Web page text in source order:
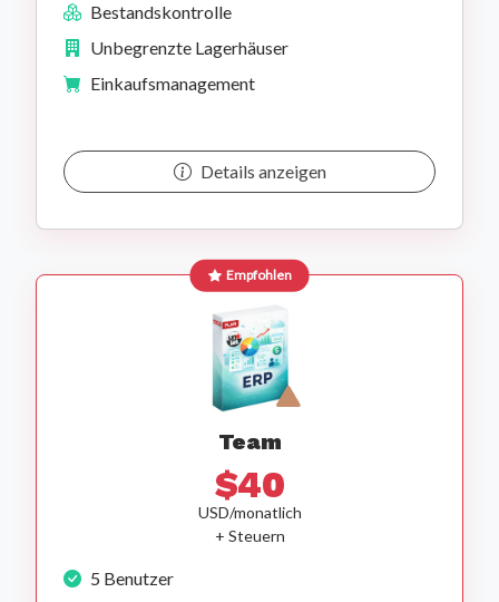
Bestandskontrolle
Unbegrenzte Lagerhäuser
Einkaufsmanagement
Details anzeigen
Empfohlen
Team
$40
USD/monatlich
+ Steuern
5 Benutzer